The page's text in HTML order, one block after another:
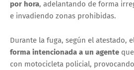
por hora, adelantando de forma
e invadiendo zonas prohibidas.
Durante la fuga, según el atestado,
forma intencionada a un agente
con motocicleta policial,